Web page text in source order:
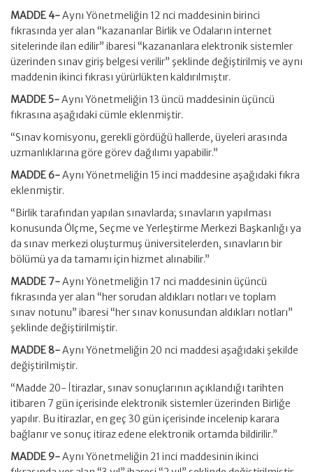
MADDE 4-Aynı Yönetmeliğin 12 nci maddesinin birinci
fıkrasında yer alan “kazananlar Birlik ve Odaların internet
sitelerinde ilan edilir” ibaresi “kazananlara elektronik sistemler
üzerinden sınav giriş belgesi verilir” şeklinde değiştirilmiş ve aynı
maddenin ikinci fıkrası yürürlükten kaldırılmıştır.
MADDE 5-Aynı Yönetmeliğin 13 üncü maddesinin üçüncü
fıkrasına aşağıdaki cümle eklenmiştir.
“Sınav komisyonu, gerekli gördüğü hallerde, üyeleri arasında
uzmanlıklarına göre görev dağılımı yapabilir.”
MADDE 6-Aynı Yönetmeliğin 15 inci maddesine aşağıdaki fıkra
eklenmiştir.
“Birlik tarafından yapılan sınavlarda; sınavların yapılması
konusunda Ölçme, Seçme ve Yerleştirme Merkezi Başkanlığı ya
da sınav merkezi oluşturmuş üniversitelerden, sınavların bir
bölümü ya da tamamı için hizmet alınabilir.”
MADDE 7-Aynı Yönetmeliğin 17 nci maddesinin üçüncü
fıkrasında yer alan “her sorudan aldıkları notları ve toplam
sınav notunu” ibaresi “her sınav konusundan aldıkları notları”
şeklinde değiştirilmiştir.
MADDE 8-Aynı Yönetmeliğin 20 nci maddesi aşağıdaki şekilde
değiştirilmiştir.
“Madde 20- İtirazlar, sınav sonuçlarının açıklandığı tarihten
itibaren 7 gün içerisinde elektronik sistemler üzerinden Birliğe
yapılır. Bu itirazlar, en geç 30 gün içerisinde incelenip karara
bağlanır ve sonuç itiraz edene elektronik ortamda bildirilir.”
MADDE 9-Aynı Yönetmeliğin 21 inci maddesinin ikinci